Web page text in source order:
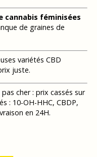
cannabis féminisées
de graines de
variétés CBD
juste.
cher : prix cassés sur
: 10-OH-HHC, CBDP,
en 24H.